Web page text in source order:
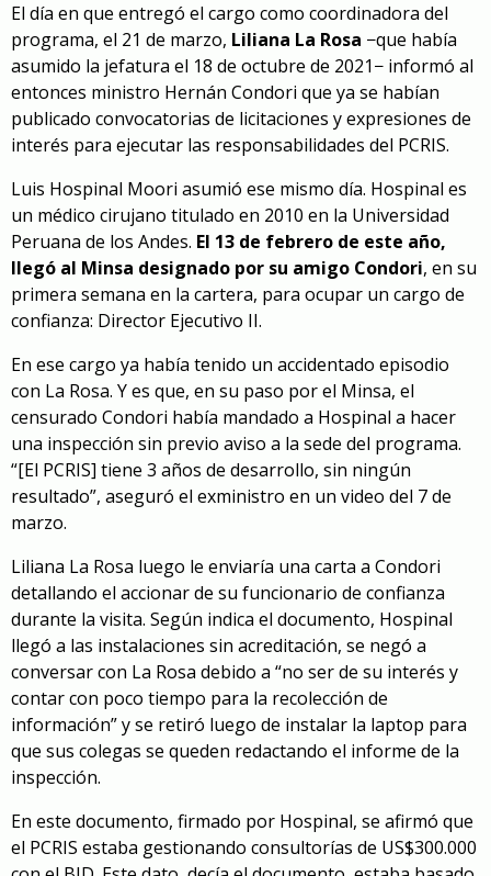
El día en que entregó el cargo como coordinadora del
programa, el 21 de marzo, Liliana La Rosa −que había
asumido la jefatura el 18 de octubre de 2021− informó al
entonces ministro Hernán Condori que ya se habían
publicado convocatorias de licitaciones y expresiones de
interés para ejecutar las responsabilidades del PCRIS.
Luis Hospinal Moori asumió ese mismo día. Hospinal es
un médico cirujano titulado en 2010 en la Universidad
Peruana de los Andes. El 13 de febrero de este año,
llegó al Minsa designado por su amigo Condori, en su
primera semana en la cartera, para ocupar un cargo de
confianza: Director Ejecutivo II.
En ese cargo ya había tenido un accidentado episodio
con La Rosa. Y es que, en su paso por el Minsa, el
censurado Condori había mandado a Hospinal a hacer
una inspección sin previo aviso a la sede del programa.
“[El PCRIS] tiene 3 años de desarrollo, sin ningún
resultado”, aseguró el exministro en un video del 7 de
marzo.
Liliana La Rosa luego le enviaría una carta a Condori
detallando el accionar de su funcionario de confianza
durante la visita. Según indica el documento, Hospinal
llegó a las instalaciones sin acreditación, se negó a
conversar con La Rosa debido a “no ser de su interés y
contar con poco tiempo para la recolección de
información” y se retiró luego de instalar la laptop para
que sus colegas se queden redactando el informe de la
inspección.
En este documento, firmado por Hospinal, se afirmó que
el PCRIS estaba gestionando consultorías de US$300.000